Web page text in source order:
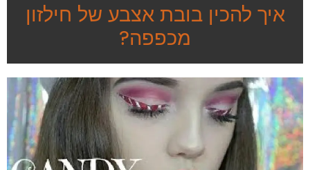
איך להכין בובת אצבע של חילזון
מכפפה?